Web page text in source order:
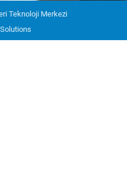
Teknoloji Merkezi